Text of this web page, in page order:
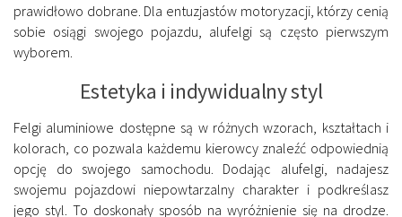
prawidłowo dobrane. Dla entuzjastów motoryzacji, którzy cenią
sobie osiągi swojego pojazdu, alufelgi są często pierwszym
wyborem.
Estetyka i indywidualny styl
Felgi aluminiowe dostępne są w różnych wzorach, kształtach i
kolorach, co pozwala każdemu kierowcy znaleźć odpowiednią
opcję do swojego samochodu. Dodając alufelgi, nadajesz
swojemu pojazdowi niepowtarzalny charakter i podkreślasz
jego styl. To doskonały sposób na wyróżnienie się na drodze.